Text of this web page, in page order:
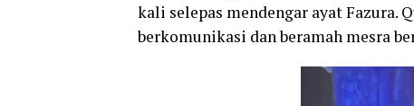
kali selepas mendengar ayat Fazura.
berkomunikasi dan beramah mesra